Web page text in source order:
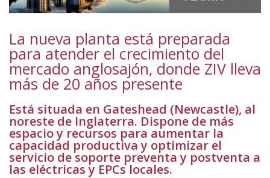
La nueva planta está preparada
para atender el crecimiento del
mercado anglosajón, donde ZIV lleva
más de 20 años presente
Está situada en Gateshead (Newcastle), al
noreste de Inglaterra. Dispone de más
espacio y recursos para aumentar la
capacidad productiva y optimizar el
servicio de soporte preventa y postventa a
las eléctricas y EPCs locales.